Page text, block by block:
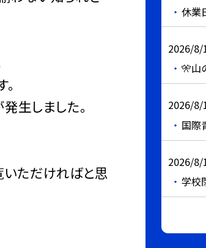
生しました。
いただければと思
休業
2026/8/
🎌山
2026/8/
国際
2026/8/
学校